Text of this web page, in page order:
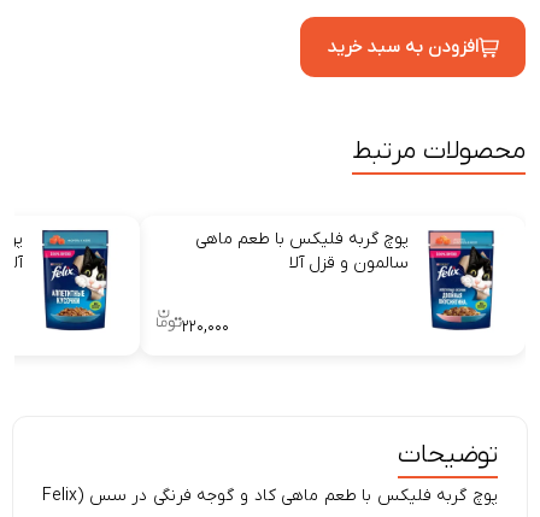
افزودن به سبد خرید
محصولات مرتبط
پوچ گربه فلیکس با طعم ماهی
سالمون و قزل آلا
۲۲۰,۰۰۰
توضیحات
پوچ گربه فلیکس با طعم ماهی کاد و گوجه فرنگی در سس (Felix